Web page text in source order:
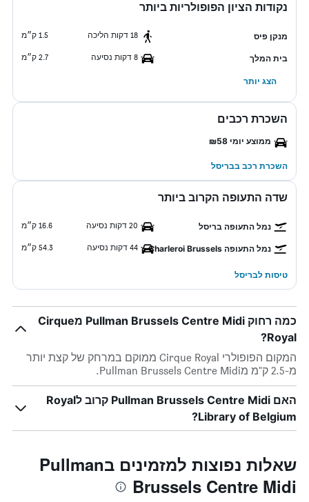
נקודות הציון הפופולריות ביותר
מנקן פיס 18 דקות הליכה 1.5 ק״מ
בית המלך 8 דקות נסיעה 2.7 ק״מ
הצג יותר
השכרת רכבים
ממוצע יומי ₪58
השכרת רכב בבריסל
שדה התעופה הקרוב ביותר
נמל התעופה בריסל 20 דקות נסיעה 16.6 ק״מ
נמל התעופה Charleroi Brussels 44 דקות נסיעה 54.3 ק״מ
טיסות לבריסל
כמה רחוק Pullman Brussels Centre Midi מCirque
Royal?
המקום הפופולרי Cirque Royal ממוקם במרחק של קצת יותר
מ-2.5 ק"מ מPullman Brussels Centre Midi.
האם Pullman Brussels Centre Midi קרוב לRoyal
Library of Belgium?
שאלות נפוצות למזמינים בPullman
Brussels Centre Midi